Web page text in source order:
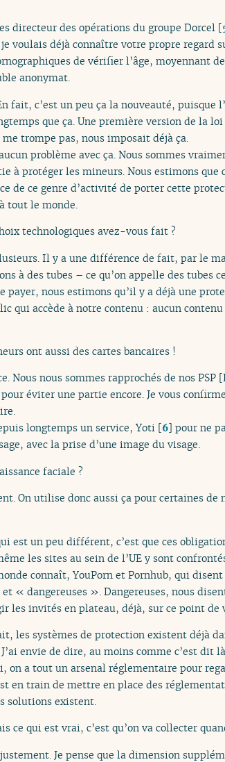
directeur des opérations du groupe Dorcel [
voulais déjà connaître votre propre
de vérifier l’âge, moyennant
anonymat.
fait, c’est un peu ça la nouveauté, puisque
que ça. Une première version de la
trompe pas, nous imposait déjà ça.
problème avec ça. Nous sommes
à protéger les mineurs. Nous estimons que
de ce genre d’activité de porter cette
tout le monde.
technologiques avez-vous fait ?
Il y a une différence de fait, par le
à des tubes – ce qu’on appelle des tubes
nous estimons qu’il y a déjà une
qui accède à notre contenu : aucun
ont aussi des cartes bancaires !
Nous nous sommes rapprochés de nos
éviter une partie encore. Je vous
longtemps un service, Yoti [6] pour ne
avec la prise d’une image du visage.
faciale ?
On utilise donc aussi ça pour certaines
est un peu différent, c’est que ces
les sites au sein de l’UE y sont
connaît, YouPorn et Pornhub, qui
« dangereuses ». Dangereuses, nous
les invités en plateau, déjà, sur ce point de
les systèmes de protection existent déjà
envie de dire, au moins comme c’est dit
on a tout un arsenal réglementaire pour
en train de mettre en place des
solutions existent.
ce qui est vrai, c’est qu’on va collecter
Je pense que la dimension